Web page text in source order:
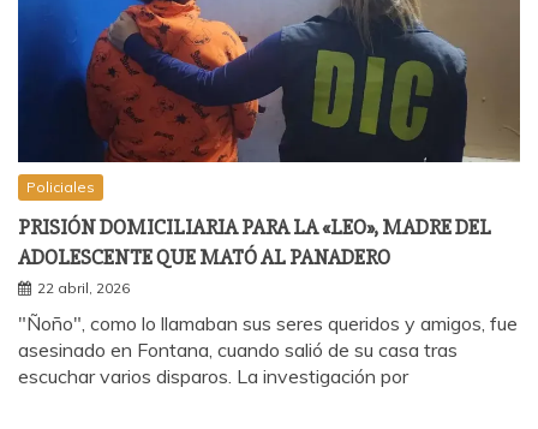
Policiales
PRISIÓN DOMICILIARIA PARA LA «LEO», MADRE DEL
ADOLESCENTE QUE MATÓ AL PANADERO
22 abril, 2026
"Ñoño", como lo llamaban sus seres queridos y amigos, fue
asesinado en Fontana, cuando salió de su casa tras
escuchar varios disparos. La investigación por